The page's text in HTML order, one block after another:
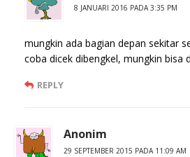
8 JANUARI 2016 PADA 3:35 PM
mungkin ada bagian depan sekitar
coba dicek dibengkel, mungkin bisa
REPLY
Anonim
29 SEPTEMBER 2015 PADA 11:09 AM